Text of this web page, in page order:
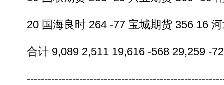
20 国海良时 264 -77 宝城期货 356 16 河
合计 9,089 2,511 19,616 -568 29,259 -